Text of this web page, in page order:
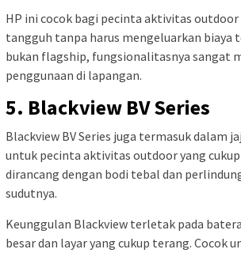
HP ini cocok bagi pecinta aktivitas
tangguh tanpa harus mengeluarkan biaya
bukan flagship, fungsionalitasnya sangat
penggunaan di lapangan.
5. Blackview BV Series
Blackview BV Series juga termasuk dalam
untuk pecinta aktivitas outdoor yang
dirancang dengan bodi tebal dan
sudutnya.
Keunggulan Blackview terletak pada
besar dan layar yang cukup terang. Cocok